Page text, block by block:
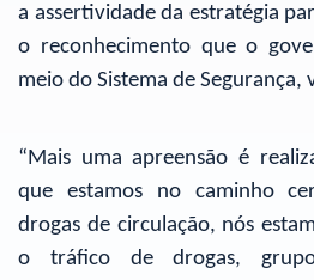
a assertividade da estratégia
o reconhecimento que o
meio do Sistema de Segurança,
“Mais uma apreensão é
que estamos no caminho
drogas de circulação, nós
o tráfico de drogas,